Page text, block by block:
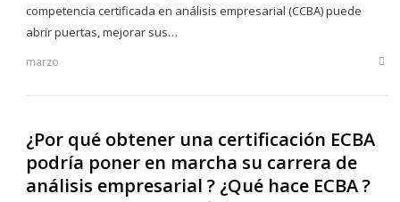
competencia certificada en análisis empresarial (CCBA) puede
abrir puertas, mejorar sus…
marzo
¿Por qué obtener una certificación ECBA
podría poner en marcha su carrera de
análisis empresarial ? ¿Qué hace ECBA ?